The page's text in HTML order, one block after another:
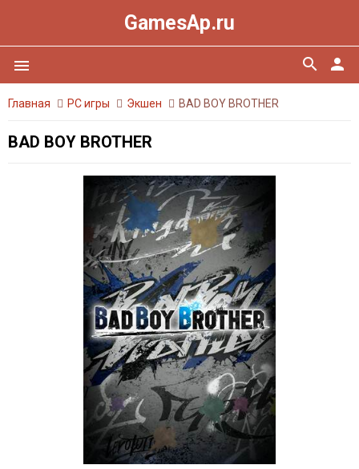
GamesAp.ru
menu person
search
Главная PC игры Экшен BAD BOY BROTHER
BAD BOY BROTHER